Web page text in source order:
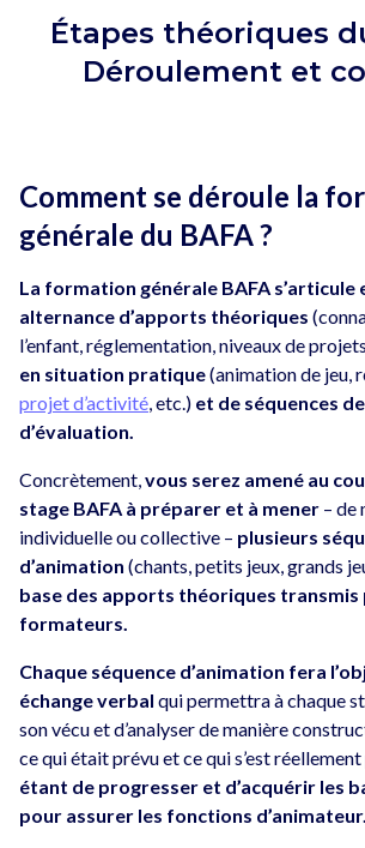
Étapes théoriques
Déroulement et
Comment se déroule la
générale du BAFA ?
La formation générale BAFA s’articule
alternance d’apports théoriques
l’enfant, réglementation, niveaux de
en situation pratique(animation de jeu,
projet d’activité, etc.) et de séquences
d’évaluation.
Concrètement,vous serez amené au
stage BAFA à préparer et à mener – de
individuelle ou collective – plusieurs
d’animation (chants, petits jeux, grands
base des apports théoriques transmis
formateurs.
Chaque séquence d’animation fera
échange verbal qui permettra à chaque
son vécu et d’analyser de manière
ce qui était prévu et ce qui s’est réellement
étant de progresser et d’acquérir les
pour assurer les fonctions d’animateur.